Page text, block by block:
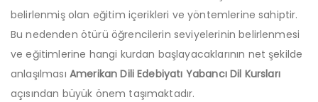
belirlenmiş olan eğitim içerikleri ve yöntemlerine sahiptir.
Bu nedenden ötürü öğrencilerin seviyelerinin belirlenmesi
ve eğitimlerine hangi kurdan başlayacaklarının net şekilde
anlaşılması Amerikan Dili Edebiyatı Yabancı Dil Kursları
açısından büyük önem taşımaktadır.